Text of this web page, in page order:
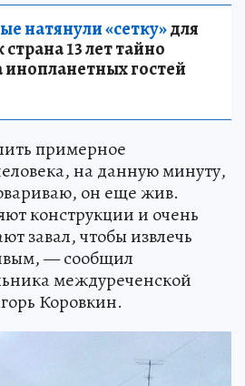
натянули «сетку»для
13 лет тайно
инопланетных гостей
примерное
на данную минуту,
он еще жив.
конструкции и очень
завал, чтобы извлечь
— сообщил
междуреченской
Коровкин.